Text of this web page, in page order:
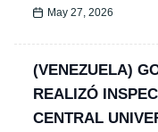
May 27, 2026
(VENEZUELA)
REALIZÓ
CENTRAL